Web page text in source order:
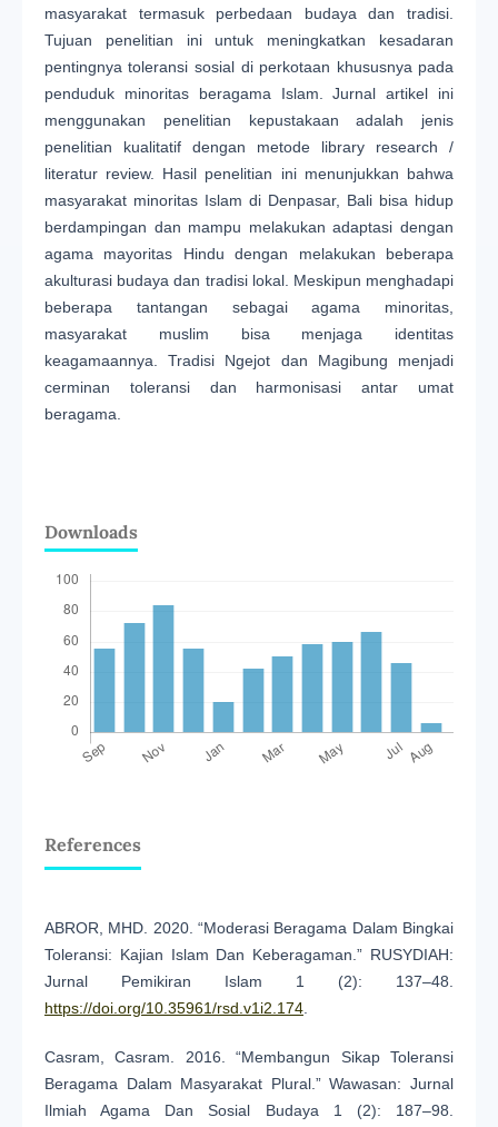
masyarakat termasuk perbedaan budaya dan tradisi.
Tujuan penelitian ini untuk meningkatkan kesadaran
pentingnya toleransi sosial di perkotaan khususnya pada
penduduk minoritas beragama Islam. Jurnal artikel ini
menggunakan penelitian kepustakaan adalah jenis
penelitian kualitatif dengan metode library research /
literatur review. Hasil penelitian ini menunjukkan bahwa
masyarakat minoritas Islam di Denpasar, Bali bisa hidup
berdampingan dan mampu melakukan adaptasi dengan
agama mayoritas Hindu dengan melakukan beberapa
akulturasi budaya dan tradisi lokal. Meskipun menghadapi
beberapa tantangan sebagai agama minoritas,
masyarakat muslim bisa menjaga identitas
keagamaannya. Tradisi Ngejot dan Magibung menjadi
cerminan toleransi dan harmonisasi antar umat
beragama.
Downloads
References
ABROR, MHD. 2020. “Moderasi Beragama Dalam Bingkai
Toleransi: Kajian Islam Dan Keberagaman.” RUSYDIAH:
Jurnal Pemikiran Islam 1 (2): 137–48.
https://doi.org/10.35961/rsd.v1i2.174.
Casram, Casram. 2016. “Membangun Sikap Toleransi
Beragama Dalam Masyarakat Plural.” Wawasan: Jurnal
Ilmiah Agama Dan Sosial Budaya 1 (2): 187–98.